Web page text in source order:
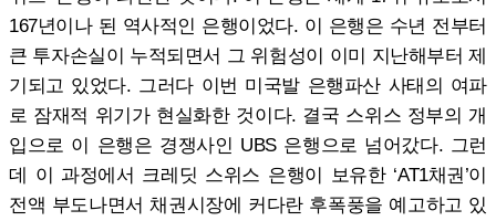
167년이나 된 역사적인 은행이었다. 이 은행은 수년 전부터
큰 투자손실이 누적되면서 그 위험성이 이미 지난해부터 제
기되고 있었다. 그러다 이번 미국발 은행파산 사태의 여파
로 잠재적 위기가 현실화한 것이다. 결국 스위스 정부의 개
입으로 이 은행은 경쟁사인 UBS 은행으로 넘어갔다. 그런
데 이 과정에서 크레딧 스위스 은행이 보유한 ‘AT1채권’이
전액 부도나면서 채권시장에 커다란 후폭풍을 예고하고 있